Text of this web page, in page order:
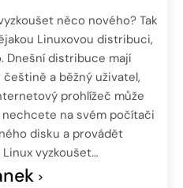
něco nového? Tak
Linuxovou distribuci,
Dnešní distribuce mají
a běžný uživatel,
prohlížeč může
na svém počítači
disku a provádět
vyzkoušet…